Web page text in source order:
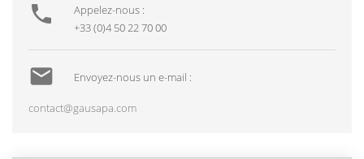

Appelez-nous :
+33 (0)4 50 22 70 00
 Envoyez-nous un e-mail :
contact@gausapa.com